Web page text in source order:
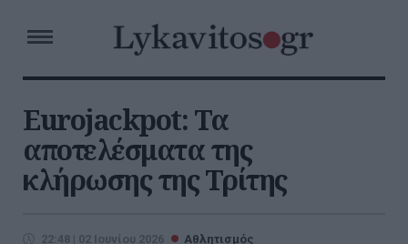
Eurojackpot: Τα
αποτελέσματα της
κλήρωσης της Τρίτης
22:48 | 02 Ιουνίου 2026
Αθλητισμός